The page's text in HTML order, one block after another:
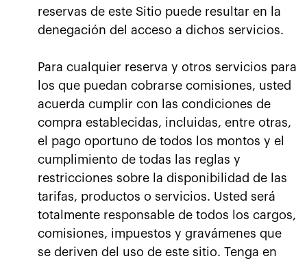
reservas de este Sitio puede resultar en la
denegación del acceso a dichos servicios.
Para cualquier reserva y otros servicios para
los que puedan cobrarse comisiones, usted
acuerda cumplir con las condiciones de
compra establecidas, incluidas, entre otras,
el pago oportuno de todos los montos y el
cumplimiento de todas las reglas y
restricciones sobre la disponibilidad de las
tarifas, productos o servicios. Usted será
totalmente responsable de todos los cargos,
comisiones, impuestos y gravámenes que
se deriven del uso de este sitio. Tenga en